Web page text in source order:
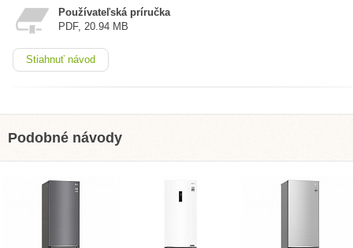
Používateľská príručka
PDF, 20.94 MB
Stiahnuť návod
Podobné návody